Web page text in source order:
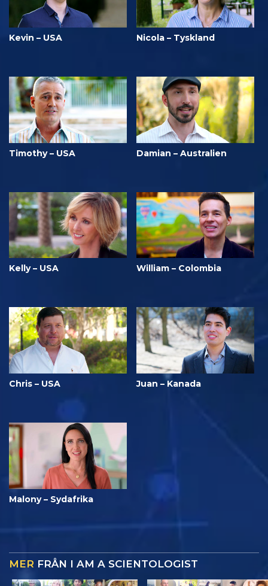
Kevin – USA Nicola – Tyskland
Timothy – USA Damian – Australien
Kelly – USA William – Colombia
Chris – USA Juan – Kanada
Malony – Sydafrika
MER FRÅN I AM A SCIENTOLOGIST